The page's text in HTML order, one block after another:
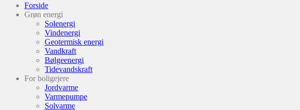
Forside
Grøn energi
Solenergi
Vindenergi
Geotermisk energi
Vandkraft
Bølgeenergi
Tidevandskraft
For boligejere
Jordvarme
Varmepumpe
Solvarme